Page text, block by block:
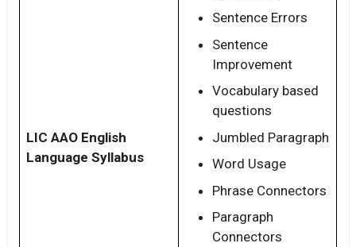
LIC AAO English
Language Syllabus
Sentence Errors
Sentence
Improvement
Vocabulary based
questions
Jumbled Paragraph
Word Usage
Phrase Connectors
Paragraph
Connectors